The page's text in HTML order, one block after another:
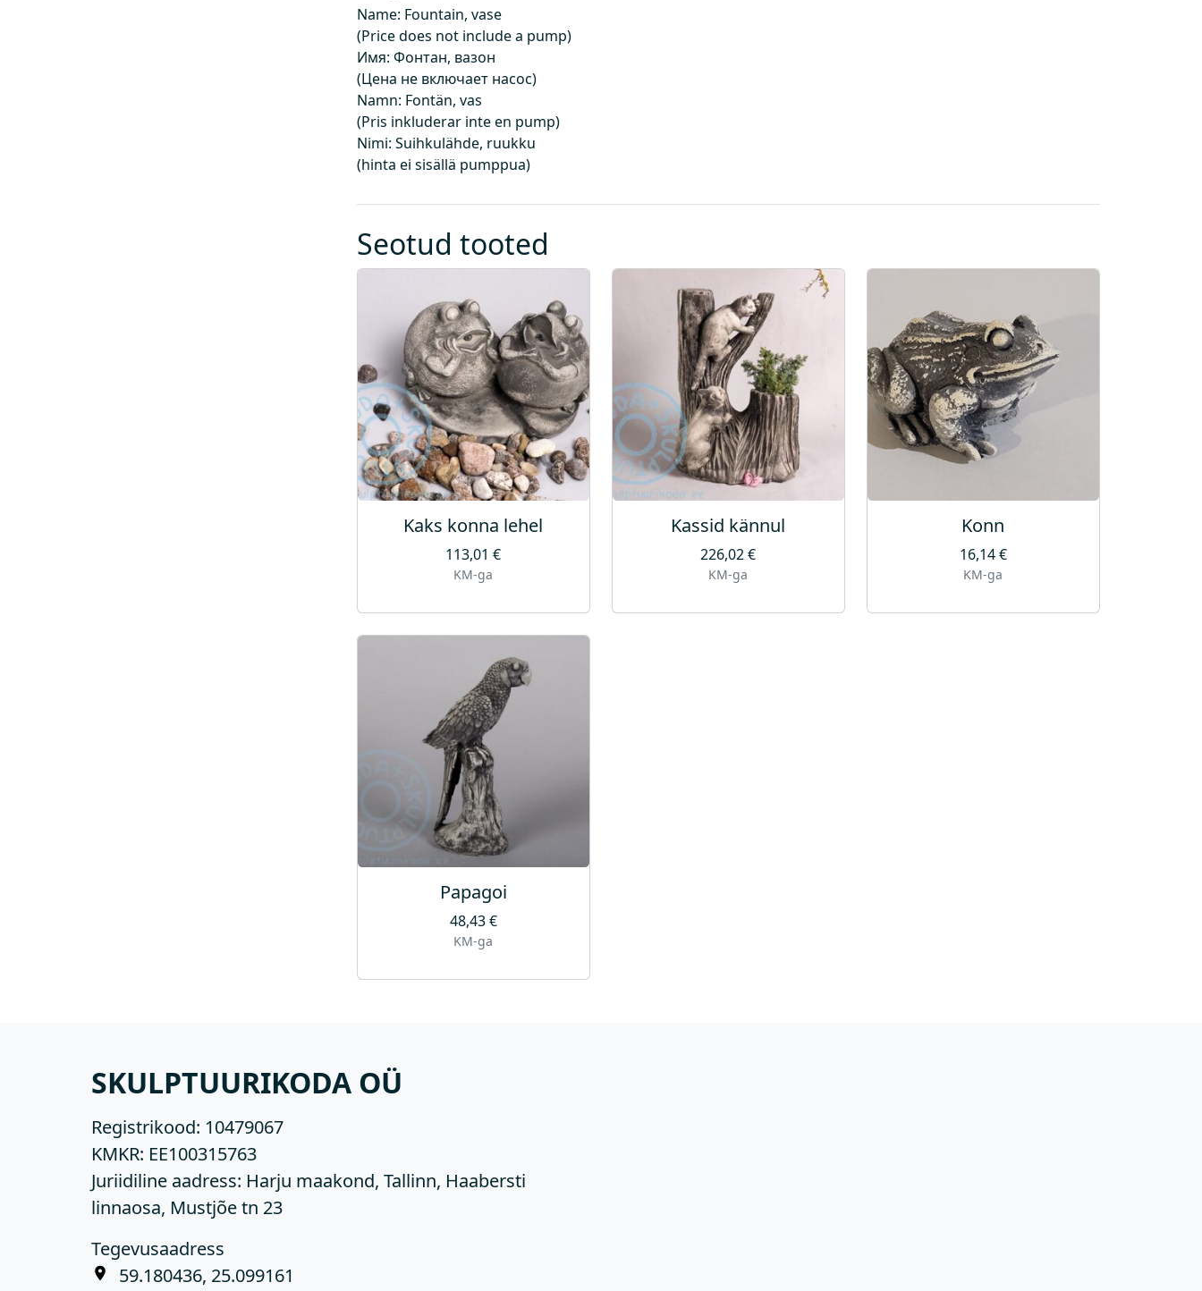
i
l
d
a
p
u
m
p
a
)
k
o
g
u
s
Name: Fountain, vase
(Price does not include a pump)
Имя: Фонтан, вазон
(Цена не включает насос)
Namn: Fontän, vas
(Pris inkluderar inte en pump)
Nimi: Suihkulähde, ruukku
(hinta ei sisällä pumppua)
Seotud tooted
Kaks konna lehel
113,01€
KM-ga
Kassid kännul
226,02€
KM-ga
Konn
16,14€
KM-ga
Papagoi
48,43€
KM-ga
SKULPTUURIKODA OÜ
Registrikood: 10479067
KMKR: EE100315763
Juriidiline aadress: Harju maakond, Tallinn, Haabersti
linnaosa, Mustjõe tn 23
Tegevusaadress
59.180436, 25.099161